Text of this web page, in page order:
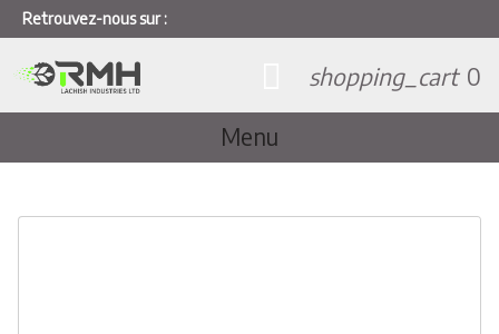
Retrouvez-nous sur :
Menu
shopping_cart 0